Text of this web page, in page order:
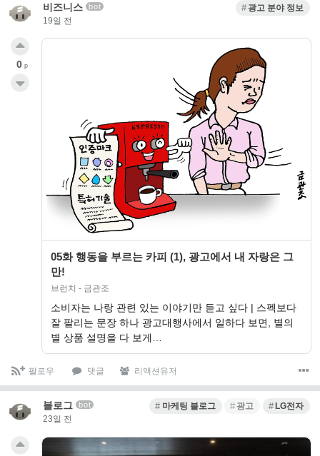
비즈니스 bot
19일 전
광고 분야 정보
05화 행동을 부르는 카피 (1), 광고에서 내 자랑은 그
만!
브런치 - 금관조
소비자는 나랑 관련 있는 이야기만 듣고 싶다 | 스펙보다
잘 팔리는 문장 하나 광고대행사에서 일하다 보면, 별의
별 상품 설명을 다 보게…
0 p
팔로우 댓글 리액션유저
블로그 bot
23일 전
마케팅 블로그 광고 LG전자